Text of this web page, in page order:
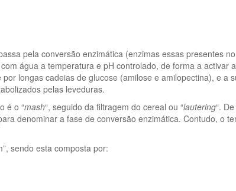
pela conversão enzimática (enzimas essas presentes
água a temperatura e pH controlado, de forma a activar
longas cadeias de glucose (amilose e amilopectina), e a
pelas leveduras.
é o “mash“, seguido da filtragem do cereal ou “lautering“.
denominar a fase de conversão enzimática. Contudo, o
sendo esta composta por: